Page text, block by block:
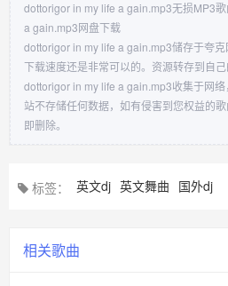
dottorigor in my life a gain.mp3无损MP3
a gain.mp3网盘下载
dottorigor in my life a gain.mp3储存于夸克
下载速度还是非常可以的。资源转存到自己
dottorigor in my life a gain.mp3收集于网
站不存储任何数据，如有侵害到您权益的
即删除。
标签： 英文dj 英文舞曲 国外dj
相关歌曲